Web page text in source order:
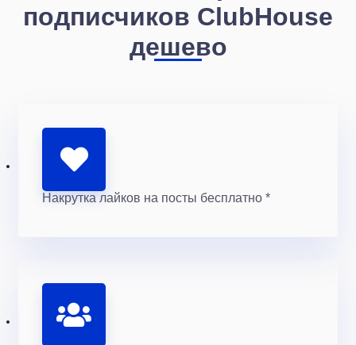
подписчиков ClubHouse
дешево
Накрутка лайков на посты бесплатно *